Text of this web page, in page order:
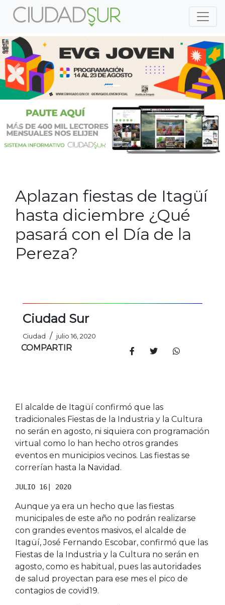
Previous
Previous
Aplazan fiestas de Itagüí
hasta diciembre ¿Qué
pasará con el Día de la
Pereza?
Ciudad Sur
Ciudad / julio 16, 2020
COMPARTIR
El alcalde de Itagüí confirmó que las
tradicionales Fiestas de la Industria y la Cultura
no serán en agosto, ni siquiera con programación
virtual como lo han hecho otros grandes
eventos en municipios vecinos. Las fiestas se
correrían hasta la Navidad.
JULIO 16| 2020
Aunque ya era un hecho que las fiestas
municipales de este año no podrán realizarse
con grandes eventos masivos, el alcalde de
Itagüí, José Fernando Escobar, confirmó que las
Fiestas de la Industria y la Cultura no serán en
agosto, como es habitual, pues las autoridades
de salud proyectan para ese mes el pico de
contagios de covid19.